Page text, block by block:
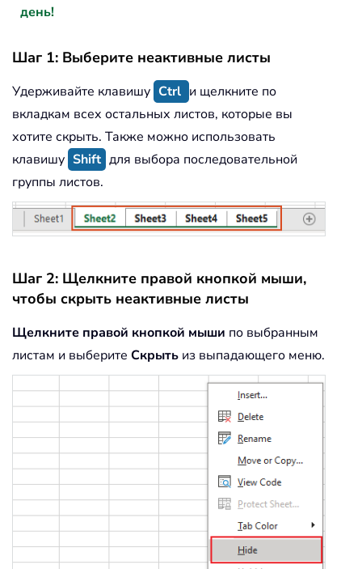
день!
Шаг 1: Выберите неактивные листы
Удерживайте клавишу Ctrl и щелкните по
вкладкам всех остальных листов, которые вы
хотите скрыть. Также можно использовать
клавишу Shift для выбора последовательной
группы листов.
Шаг 2: Щелкните правой кнопкой мыши,
чтобы скрыть неактивные листы
Щелкните правой кнопкой мыши по выбранным
листам и выберите Скрыть из выпадающего меню.